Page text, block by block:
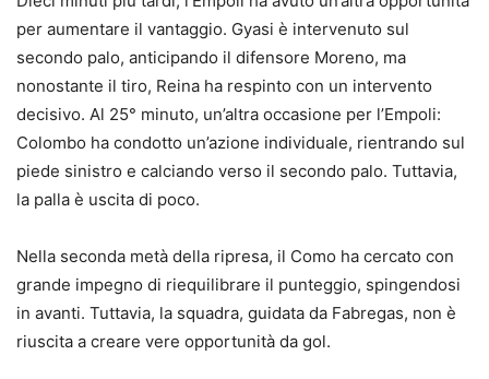
per aumentare il vantaggio. Gyasi è intervenuto sul
secondo palo, anticipando il difensore Moreno, ma
nonostante il tiro, Reina ha respinto con un intervento
decisivo. Al 25° minuto, un’altra occasione per l’Empoli:
Colombo ha condotto un’azione individuale, rientrando sul
piede sinistro e calciando verso il secondo palo. Tuttavia,
la palla è uscita di poco.
Nella seconda metà della ripresa, il Como ha cercato con
grande impegno di riequilibrare il punteggio, spingendosi
in avanti. Tuttavia, la squadra, guidata da Fabregas, non è
riuscita a creare vere opportunità da gol.